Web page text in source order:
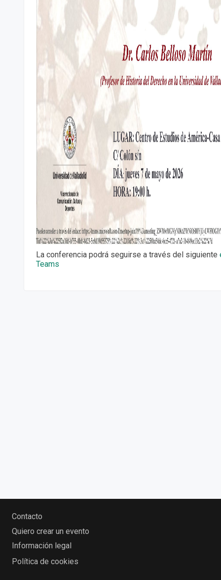
La conferencia podrá seguirse a través del siguiente
Teams
Contacto
Quiero crear un evento
Información legal
Política de cookies